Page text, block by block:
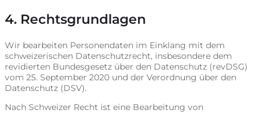
4. Rechtsgrundlagen
Wir bearbeiten Personendaten im Einklang mit dem
schweizerischen Datenschutzrecht, insbesondere dem
revidierten Bundesgesetz über den Datenschutz (revDSG)
vom 25. September 2020 und der Verordnung über den
Datenschutz (DSV).
Nach Schweizer Recht ist eine Bearbeitung von